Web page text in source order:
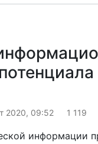
2020, 09:52 1 119
информации